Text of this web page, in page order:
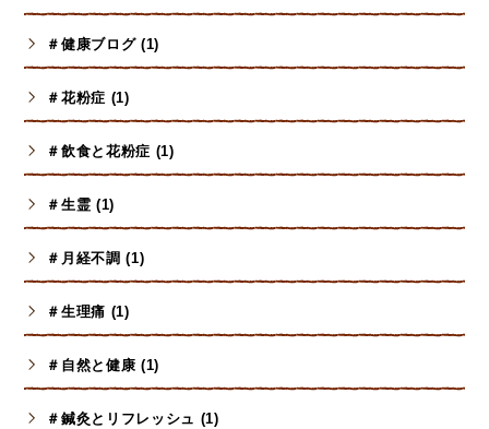
＃健康ブログ (1)
＃花粉症 (1)
＃飲食と花粉症 (1)
＃生霊 (1)
＃月経不調 (1)
＃生理痛 (1)
＃自然と健康 (1)
＃鍼灸とリフレッシュ (1)